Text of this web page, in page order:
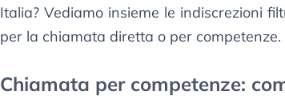
Italia? Vediamo insieme le indiscrezioni
per la chiamata diretta o per competenze.
Chiamata per competenze: